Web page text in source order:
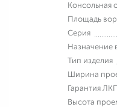
Консольная
Площадь
Серия
Назначение
Тип изделия
Ширина
Гарантия
Высота